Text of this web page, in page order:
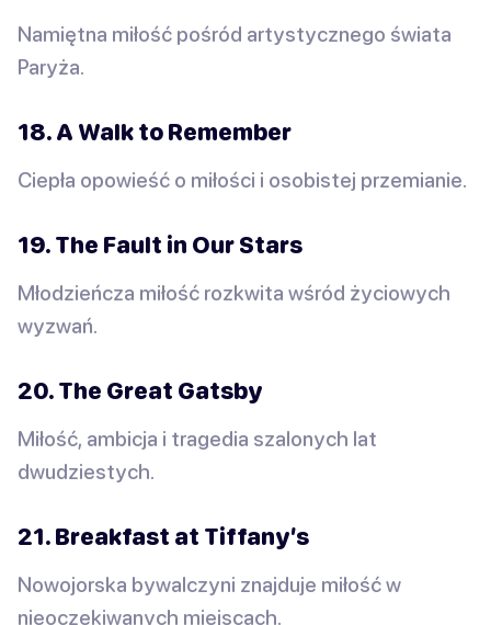
Namiętna miłość pośród artystycznego świata
Paryża.
18. A Walk to Remember
Ciepła opowieść o miłości i osobistej przemianie.
19. The Fault in Our Stars
Młodzieńcza miłość rozkwita wśród życiowych
wyzwań.
20. The Great Gatsby
Miłość, ambicja i tragedia szalonych lat
dwudziestych.
21. Breakfast at Tiffany’s
Nowojorska bywalczyni znajduje miłość w
nieoczekiwanych miejscach.